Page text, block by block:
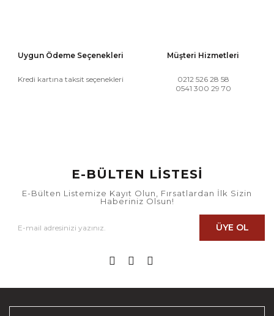
Uygun Ödeme Seçenekleri
Kredi kartına taksit seçenekleri
Müşteri Hizmetleri
0212 526 28 58
0541 300 29 70
E-BÜLTEN LİSTESİ
E-Bülten Listemize Kayıt Olun, Fırsatlardan İlk Sizin
Haberiniz Olsun!
ÜYE OL